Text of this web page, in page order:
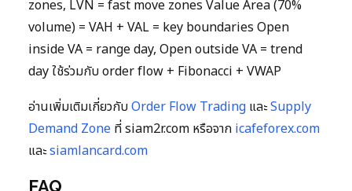
zones, LVN = fast move zones Value Area (70%
volume) = VAH + VAL = key boundaries Open
inside VA = range day, Open outside VA = trend
day ใช้ร่วมกับ order flow + Fibonacci + VWAP
อ่านเพิ่มเติมเกี่ยวกับOrder Flow Trading และSupply
Demand Zone ที่ siam2r.com หรือจาก icafeforex.com
และsiamlancard.com
FAQ